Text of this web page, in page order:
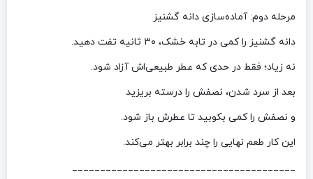
مرحله دوم: آماده‌سازی دانه گشنیز
دانه گشنیز را کمی در تابه خشک، ۳۰ ثانیه تفت دهید.
نه زیاد؛ فقط در حدی که عطر طبیعی‌اش آزاد شود.
بعد از سرد شدن، نصفش را درسته بریزید
و نصفش را کمی بکوبید تا عطرش باز شود.
این کار طعم نهایی را چند برابر بهتر می‌کند.
________________________________________